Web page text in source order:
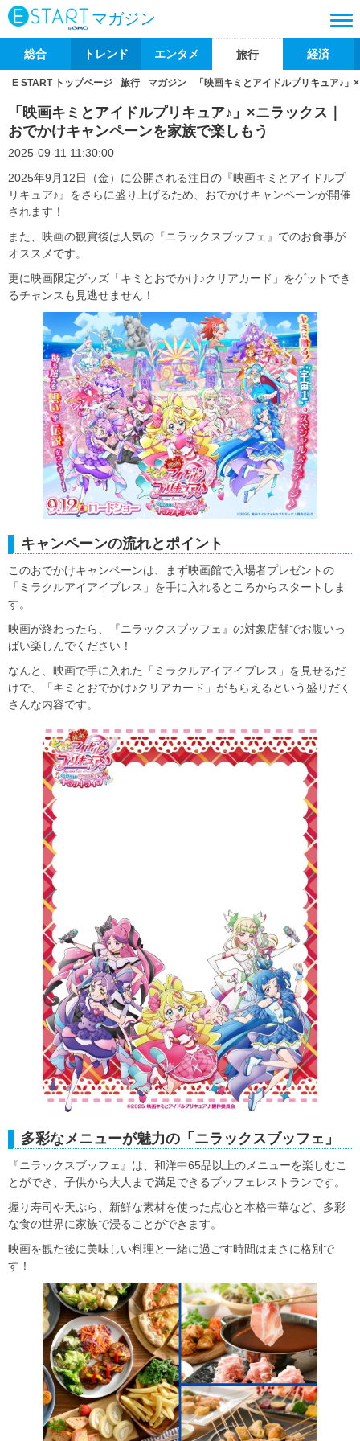
マガジン
総合 トレンド エンタメ 旅行 経済
E START トップページ 旅行 マガジン 「映画キミとアイドルプリキュア♪
「映画キミとアイドルプリキュア♪」×ニラックス｜
おでかけキャンペーンを家族で楽しもう
2025-09-11 11:30:00
2025年9月12日（金）に公開される注目の『映画キミとアイドルプ
リキュア♪』をさらに盛り上げるため、おでかけキャンペーンが開催
されます！
また、映画の観賞後は人気の『ニラックスブッフェ』でのお食事が
オススメです。
更に映画限定グッズ「キミとおでかけ♪クリアカード」をゲットでき
るチャンスも見逃せません！
キャンペーンの流れとポイント
このおでかけキャンペーンは、まず映画館で入場者プレゼントの
「ミラクルアイアイブレス」を手に入れるところからスタートしま
す。
映画が終わったら、『ニラックスブッフェ』の対象店舗でお腹いっ
ぱい楽しんでください！
なんと、映画で手に入れた「ミラクルアイアイブレス」を見せるだ
けで、「キミとおでかけ♪クリアカード」がもらえるという盛りだく
さんな内容です。
多彩なメニューが魅力の「ニラックスブッフェ」
『ニラックスブッフェ』は、和洋中65品以上のメニューを楽しむこ
とができ、子供から大人まで満足できるブッフェレストランです。
握り寿司や天ぷら、新鮮な素材を使った点心と本格中華など、多彩
な食の世界に家族で浸ることができます。
映画を観た後に美味しい料理と一緒に過ごす時間はまさに格別で
す！